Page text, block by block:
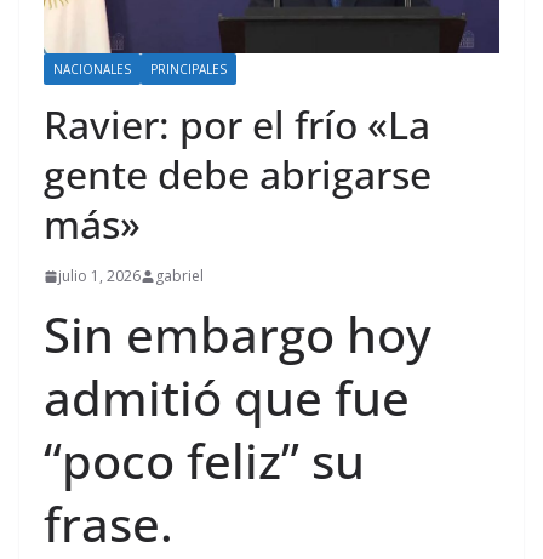
NACIONALES PRINCIPALES
Ravier: por el frío «La
gente debe abrigarse
más»
julio 1, 2026 gabriel
Sin embargo hoy
admitió que fue
“poco feliz” su
frase.